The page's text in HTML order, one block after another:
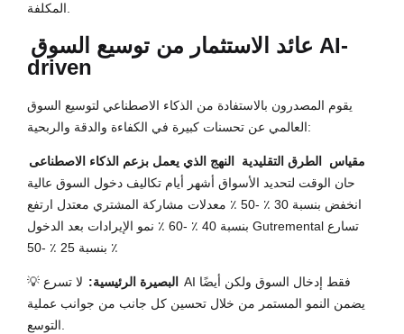
المكلفة.
عائد الاستثمار من توسيع السوق AI-
driven
يقوم المصدرون بالاستفادة من الذكاء الاصطناعي لتوسيع السوق
العالمي عن تحسنات كبيرة في الكفاءة والدقة والربحية:
مقياس الطرق التقليدية
النهج الذي يعمل بزعم الذكاء الاصطناعى
حان الوقت لتحديد الأسواق أشهر أيام تكاليف دخول السوق عالية
انخفض بنسبة 30 ٪ -50 ٪ معدلات مشاركة المشتري معتدل ارتفع
بنسبة 40 ٪ -60 ٪ نمو الإيرادات بعد الدخول Gutremental تسارع
بنسبة 25 ٪ -50 ٪
💡 البصيرة الرئيسية: لا تسرع AI فقط إدخال السوق ولكن أيضًا
يضمن النمو المستمر من خلال تحسين كل جانب من جوانب عملية
التوسع.